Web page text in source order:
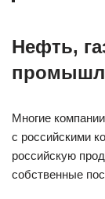
Нефть,
Многие
с российскими
российскую
собственные